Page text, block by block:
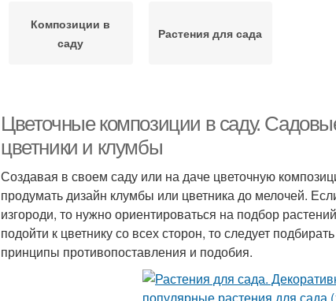
Композиции в
саду
Растения для сада
Цветочные композиции в саду.
цветники и клумбы
Создавая в своем саду или на даче цветочную
продумать дизайн клумбы или цветника до мелочей.
изгороди, то нужно ориентироваться на подбор
подойти к цветнику со всех сторон, то следует
принципы противопоставления и подобия.